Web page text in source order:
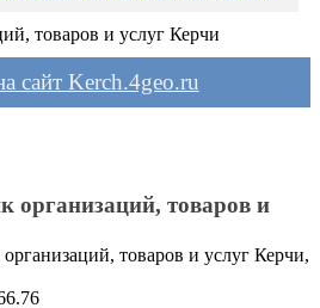
сайт Kerch.4geo.ru
организаций, товаров и
товаров и услуг Керчи,